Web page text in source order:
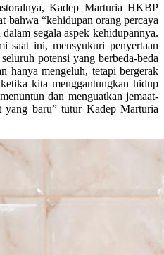
Kadep Marturia HKBP
bahwa “kehidupan orang percaya
segala aspek kehidupannya.
saat ini, mensyukuri penyertaan
potensi yang berbeda-beda
hanya mengeluh, tetapi bergerak
kita menggantungkan hidup
dan menguatkan jemaat-
yang baru” tutur Kadep Marturia